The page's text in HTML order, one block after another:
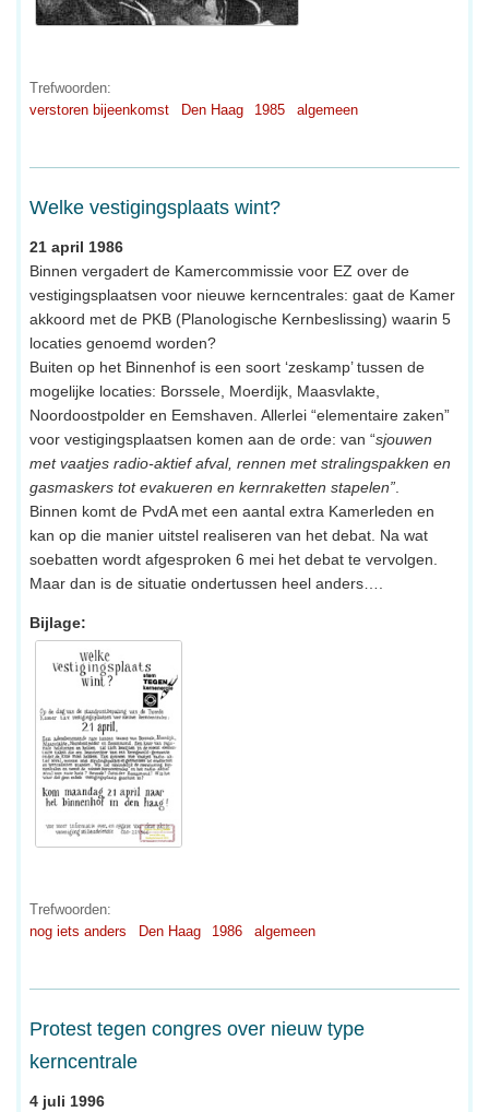
Trefwoorden:
verstoren bijeenkomst
Den Haag 1985 algemeen
Welke vestigingsplaats wint?
21 april 1986
Binnen vergadert de Kamercommissie voor EZ over de
vestigingsplaatsen voor nieuwe kerncentrales: gaat de Kamer
akkoord met de PKB (Planologische Kernbeslissing) waarin 5
locaties genoemd worden?
Buiten op het Binnenhof is een soort ‘zeskamp’ tussen de
mogelijke locaties: Borssele, Moerdijk, Maasvlakte,
Noordoostpolder en Eemshaven. Allerlei “elementaire zaken”
voor vestigingsplaatsen komen aan de orde: van “sjouwen
met vaatjes radio-aktief afval, rennen met stralingspakken en
gasmaskers tot evakueren en kernraketten stapelen”
Binnen komt de PvdA met een aantal extra Kamerleden en
kan op die manier uitstel realiseren van het debat. Na wat
soebatten wordt afgesproken 6 mei het debat te vervolgen.
Maar dan is de situatie ondertussen heel anders….
Bijlage:
Trefwoorden:
nog iets anders
Den Haag 1986 algemeen
Protest tegen congres over nieuw type
kerncentrale
4 juli 1996